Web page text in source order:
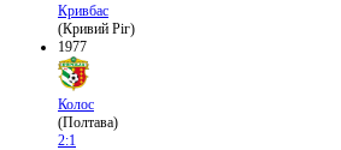
Кривбас
(Кривий Ріг)
1977
Колос
(Полтава)
2:1